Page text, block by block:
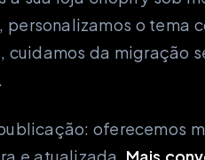
o tema
da migração
oferecemos